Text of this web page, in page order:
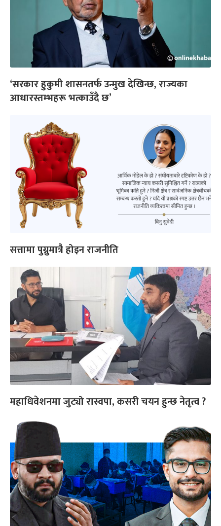
‘सरकार हुकुमी शासनतर्फ उन्मुख देखिन्छ, राज्यका
आधारस्तम्भहरू भत्काउँदै छ’
सत्तामा पुग्नुमात्रै होइन राजनीति
महाधिवेशनमा जुट्यो रास्वपा, कसरी चयन हुन्छ नेतृत्व ?